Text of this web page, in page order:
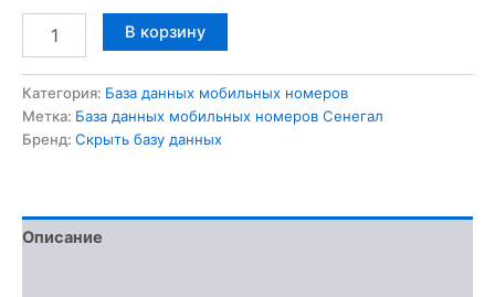
В корзину
Категория: База данных мобильных номеров
Метка: База данных мобильных номеров Сенегал
Бренд: Скрыть базу данных
Описание